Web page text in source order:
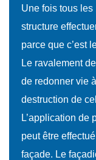
Une fois tous
structure
parce que c’est
Le ravalement
de redonner vie
destruction de
L’application de
peut être
façade. Le